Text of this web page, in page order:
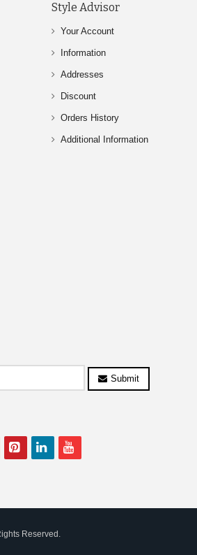
Style Advisor
Your Account
Information
Addresses
Discount
Orders History
Additional Information
Submit
Reserved.